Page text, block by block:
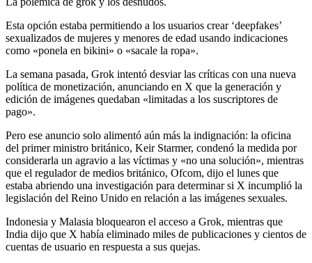
Esta opción estaba permitiendo a los usuarios crear ‘deepfakes’
sexualizados de mujeres y menores de edad usando indicaciones
como «ponela en bikini» o «sacale la ropa».
La semana pasada, Grok intentó desviar las críticas con una nueva
política de monetización, anunciando en X que la generación y
edición de imágenes quedaban «limitadas a los suscriptores de
pago».
Pero ese anuncio solo alimentó aún más la indignación: la oficina
del primer ministro británico, Keir Starmer, condenó la medida por
considerarla un agravio a las víctimas y «no una solución», mientras
que el regulador de medios británico, Ofcom, dijo el lunes que
estaba abriendo una investigación para determinar si X incumplió la
legislación del Reino Unido en relación a las imágenes sexuales.
Indonesia y Malasia bloquearon el acceso a Grok, mientras que
India dijo que X había eliminado miles de publicaciones y cientos de
cuentas de usuario en respuesta a sus quejas.